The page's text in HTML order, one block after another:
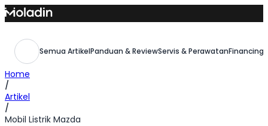
Skip
to
Semua ArtikelPanduan & ReviewServis & Perawatan
Home
/
Artikel
/
Mobil Listrik Mazda